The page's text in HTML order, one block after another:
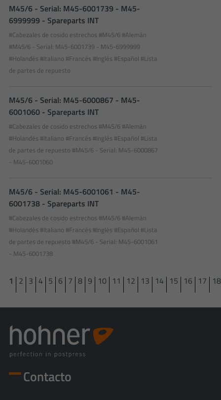
M45/6 - Serial: M45-6001739 - M45-
6999999 - Spareparts INT
#Cabezales de cosido estrechos #M45/6 #Alemán
#M45/6 - Serial: M45-6001739 - M45-6999999
#Holandés #Italiano #Francés #Inglés #Español #Lista
de partes de repuesto
M45/6 - Serial: M45-6000867 - M45-
6001060 - Spareparts INT
#Cabezales de cosido estrechos #M45/6 #Alemán
#Holandés #Italiano #Francés #Inglés #Español #Lista
de partes de repuesto #M45/6 - Serial: M45-6000867
- M45-6001060
M45/6 - Serial: M45-6001061 - M45-
6001738 - Spareparts INT
#Cabezales de cosido estrechos #M45/6 #Alemán
#Holandés #Italiano #Francés #Inglés #Español #Lista
de partes de repuesto #M45/6 - Serial: M45-6001061
- M45-6001738
1 2 3 4 5 6 7 8 9 10 11 12 13 14 15 16 17 18
Contacto